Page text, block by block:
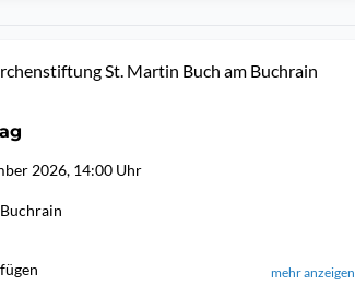
St. Martin Buch am Buchrain
2026, 14:00 Uhr
mehr anzeigen